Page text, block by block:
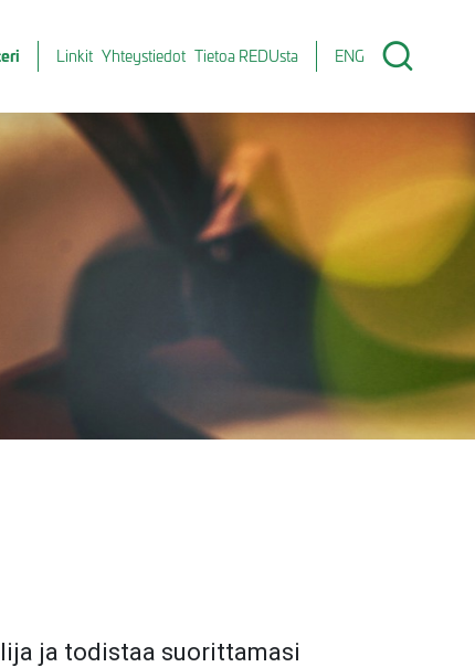
Linkit Yhteystiedot Tietoa REDUsta ENG
ja todistaa suorittamasi